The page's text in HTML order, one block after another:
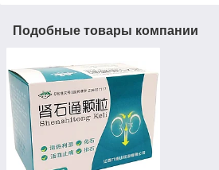
Подобные товары компании